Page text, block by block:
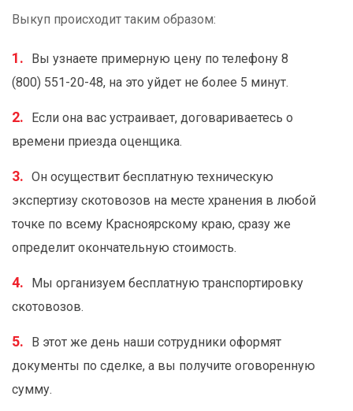
Выкуп происходит таким образом:
Вы узнаете примерную цену по телефону 8
(800) 551-20-48, на это уйдет не более 5 минут.
Если она вас устраивает, договариваетесь о
времени приезда оценщика.
Он осуществит бесплатную техническую
экспертизу скотовозов на месте хранения в любой
точке по всему Красноярскому краю, сразу же
определит окончательную стоимость.
Мы организуем бесплатную транспортировку
скотовозов.
В этот же день наши сотрудники оформят
документы по сделке, а вы получите оговоренную
сумму.